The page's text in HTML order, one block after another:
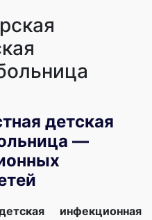
детская
—
инфекционная